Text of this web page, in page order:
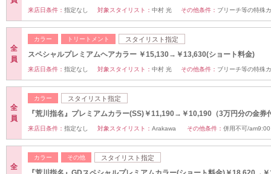
来店日条件： 指定なし 対象スタイリスト： 中村 光 その他条件： ブリーチ等の特殊
全
員
カラー トリートメント スタイリスト指定
スペシャルプレミアムヘアカラー ￥15,130→￥13,630(ショート料金)
来店日条件： 指定なし 対象スタイリスト： 中村 光 その他条件： ブリーチ等の特殊
全
員
カラー スタイリスト指定
『荒川指名』プレミアムカラー(SS)￥11,190→￥10,190（3万円分の金券
来店日条件： 指定なし 対象スタイリスト： Arakawa その他条件： 併用不可/
全
カラー その他 スタイリスト指定